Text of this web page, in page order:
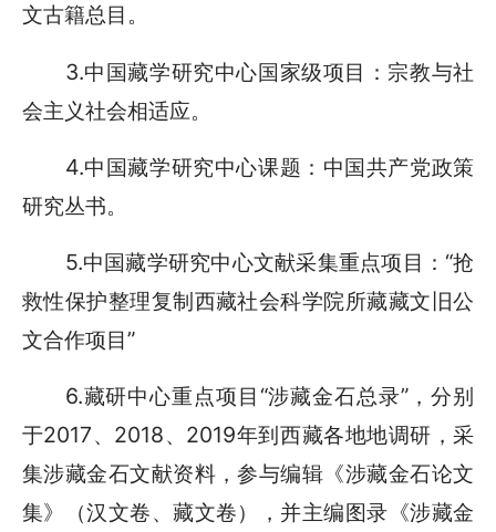
文古籍总目。
3.中国藏学研究中心国家级项目：宗教与社
会主义社会相适应。
4.中国藏学研究中心课题：中国共产党政策
研究丛书。
5.中国藏学研究中心文献采集重点项目：“抢
救性保护整理复制西藏社会科学院所藏藏文旧公
文合作项目”
6.藏研中心重点项目“涉藏金石总录”，分别
于2017、2018、2019年到西藏各地地调研，采
集涉藏金石文献资料，参与编辑《涉藏金石论文
集》（汉文卷、藏文卷），并主编图录《涉藏金